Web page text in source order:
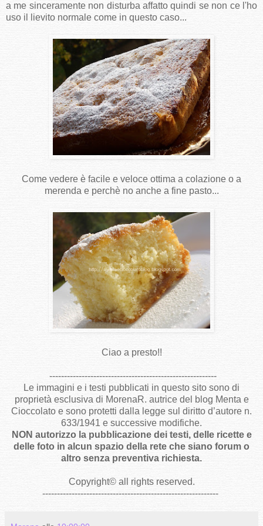
a me sinceramente non disturba affatto quindi se non ce l'ho
uso il lievito normale come in questo caso...
Come vedere è facile e veloce ottima a colazione o a
merenda e perchè no anche a fine pasto...
Ciao a presto!!
---------------------------------------------------------
Le immagini e i testi pubblicati in questo sito sono di
proprietà esclusiva di MorenaR. autrice del blog Menta e
Cioccolato e sono protetti dalla legge sul diritto d’autore n.
633/1941 e successive modifiche.
NON autorizzo la pubblicazione dei testi, delle ricette e
delle foto in alcun spazio della rete che siano forum o
altro senza preventiva richiesta.
Copyright© all rights reserved.
------------------------------------------------------------